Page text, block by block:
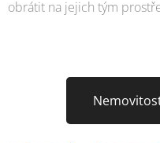
obrátit na jejich tým